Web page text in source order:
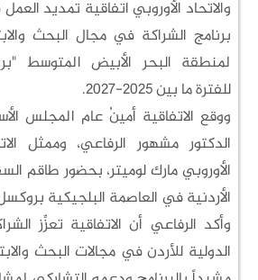
والاتحاد الأوروبي اتفاقية تمديد العمل في
برنامج الشراكة في مجال البحث والابتكار
لمنطقة البحر الأبيض المتوسط "بريما"
للفترة ما بين 2025-2027.
ووقع الاتفاقية أمينُ عام المجلس الأستاذ
الدكتور مشهور الرفاعي، وممثل الاتحاد
الأوروبي مارك لوميتر، بحضور طاقم السفارة
الأردنية في العاصمة البلجيكية بروكسل.
وأكد الرفاعي أن الاتفاقية تعزِّز الشراكات
الدولية للأردن في مجالات البحث والابتكار،